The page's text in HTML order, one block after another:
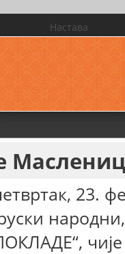
Настава
23.
народни,